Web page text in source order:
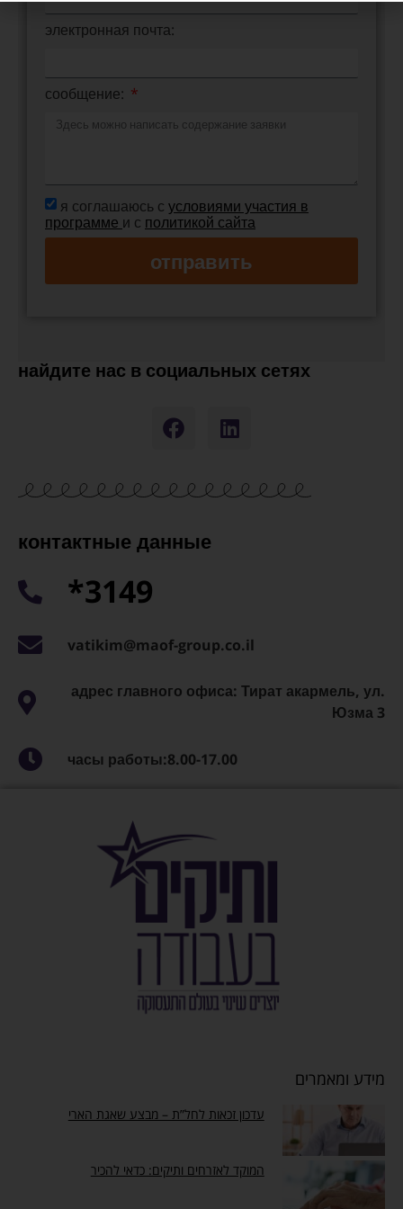
электронная почта:
сообщение:
я соглашаюсь с условиями участия в
программе и с политикой сайта
отправить
найдите нас в социальных сетях
контактные данные
*3149
vatikim@maof-group.co.il
адрес главного офиса: Тират акармель, ул.
Юзма 3
часы работы:8.00-17.00
מידע ומאמרים
עדכון זכאות לחל”ת – מבצע שאגת הארי
המוקד לאזרחים ותיקים: כדאי להכיר